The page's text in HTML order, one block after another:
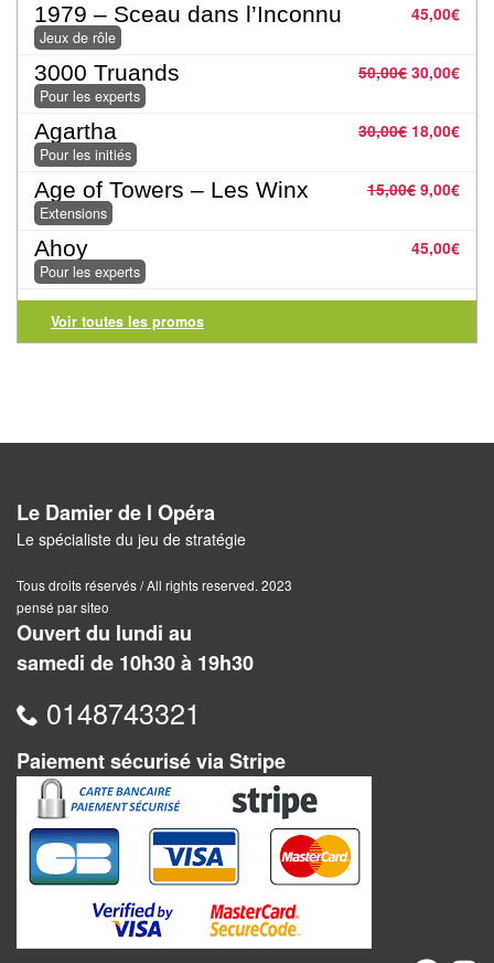
2
Joueurs
Ambiance
Coopératif
Gestion
Escape
Game
Enquête
abstraits
Extensions
Casse-
têtes
Accessoires
Backgammon
Jeux
traditionnels
Dominos
45,00€
1979 – Sceau dans l’Inconnu
Jeux de rôle
50,00€ 30,00€
3000 Truands
Pour les experts
30,00€ 18,00€
Agartha
Pour les initiés
15,00€ 9,00€
Age of Towers – Les Winx
Extensions
45,00€
Ahoy
Pour les experts
Voir toutes les promos
Le Damier de l Opéra
Le spécialiste du jeu de stratégie
Tous droits réservés / All rights reserved. 2023
pensé par siteo
Ouvert du lundi au
samedi de 10h30 à 19h30
0148743321
Paiement sécurisé via Stripe